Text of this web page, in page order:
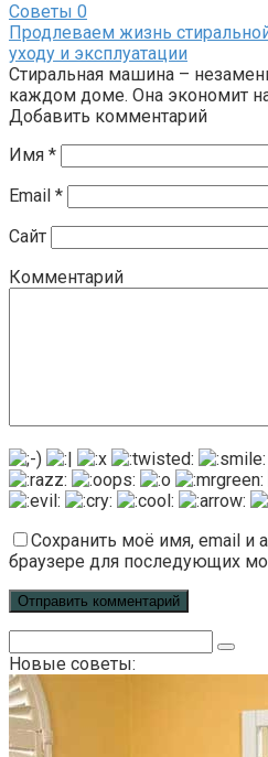
Советы 0
Продлеваем жизнь
уходу и эксплуатации
Стиральная машина –
каждом доме. Она экономит
Добавить комментарий
Имя *
Email *
Сайт
Комментарий
Сохранить моё имя, email и
браузере для последующих
Новые советы: